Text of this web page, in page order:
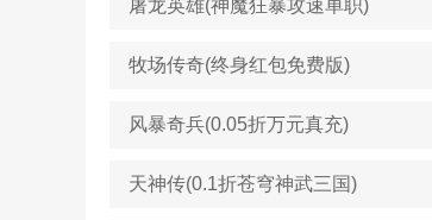
屠龙英雄(神魔狂暴攻速单职)
牧场传奇(终身红包免费版)
风暴奇兵(0.05折万元真充)
天神传(0.1折苍穹神武三国)